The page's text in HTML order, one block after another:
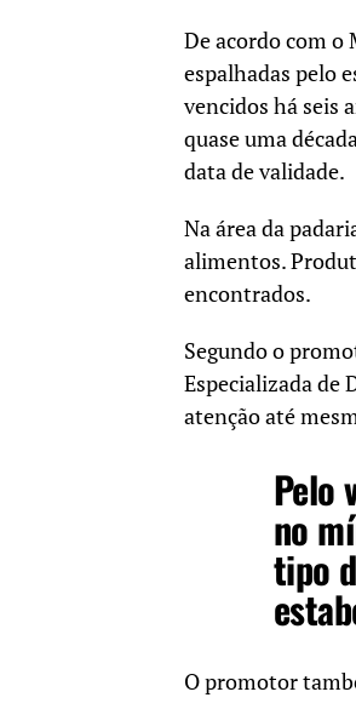
De acordo com o
espalhadas pelo
vencidos há seis
quase uma
data de validade.
Na área da
alimentos.
encontrados.
Segundo o
Especializada de
atenção até
Pelo
no
tipo
O promotor